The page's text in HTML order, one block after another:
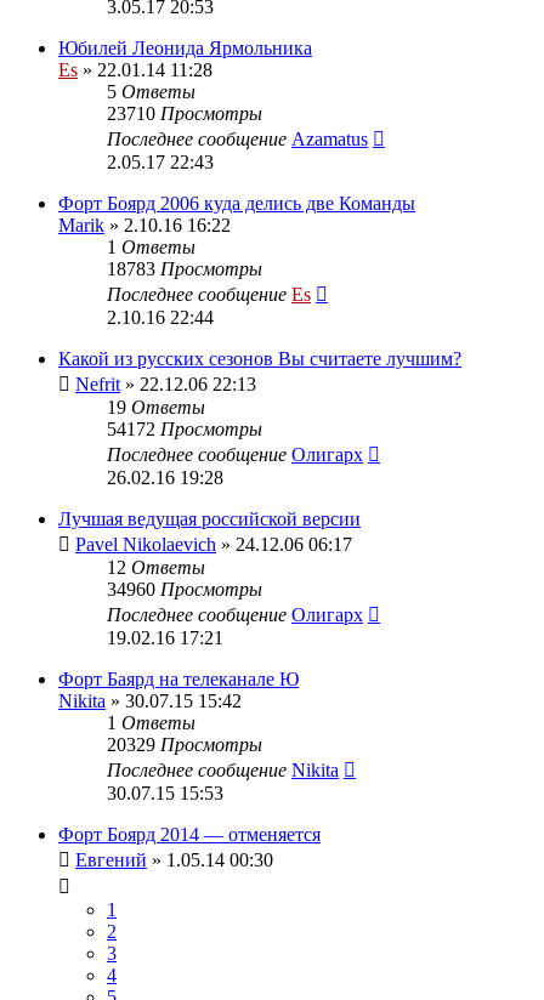
3.05.17 20:53
Юбилей Леонида Ярмольника
Es » 22.01.14 11:28
5 Ответы
23710 Просмотры
Последнее сообщение Azamatus
2.05.17 22:43
Форт Боярд 2006 куда делись две Команды
Marik » 2.10.16 16:22
1 Ответы
18783 Просмотры
Последнее сообщение Es
2.10.16 22:44
Какой из русских сезонов Вы считаете лучшим?
Nefrit » 22.12.06 22:13
19 Ответы
54172 Просмотры
Последнее сообщение Олигарх
26.02.16 19:28
Лучшая ведущая российской версии
Pavel Nikolaevich » 24.12.06 06:17
12 Ответы
34960 Просмотры
Последнее сообщение Олигарх
19.02.16 17:21
Форт Баярд на телеканале Ю
Nikita » 30.07.15 15:42
1 Ответы
20329 Просмотры
Последнее сообщение Nikita
30.07.15 15:53
Форт Боярд 2014 — отменяется
Евгений » 1.05.14 00:30
1
2
3
4